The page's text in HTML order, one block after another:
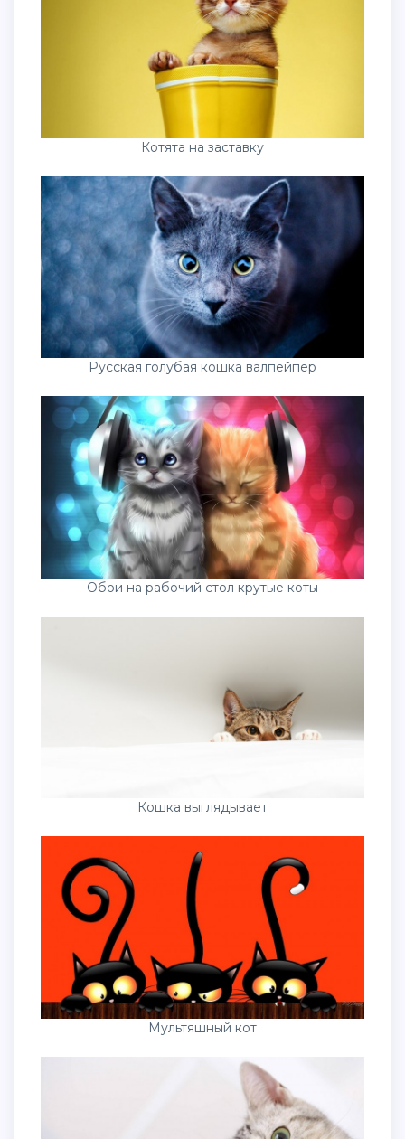
Котята на заставку
Русская голубая кошка валпейпер
Обои на рабочий стол крутые коты
Кошка выглядывает
Мультяшный кот